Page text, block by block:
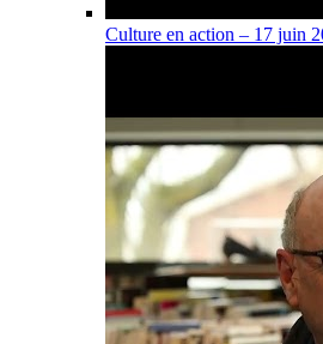
Culture en action – 17 juin